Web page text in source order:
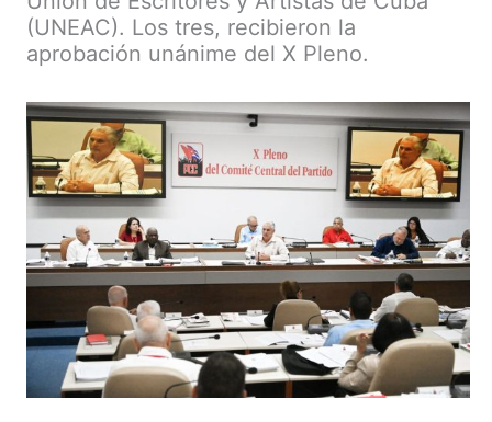
(UNEAC). Los tres, recibieron la
aprobación unánime del X Pleno.